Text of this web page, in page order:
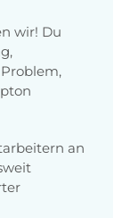
wir! Du
an